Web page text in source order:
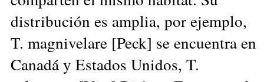
distribución es amplia, por ejemplo,
T. magnivelare [Peck] se encuentra en
Canadá y Estados Unidos, T.